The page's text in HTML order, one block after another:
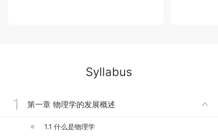
基于合肥工业大学物理学院物理系近年来不断引进新
方向、新人才的良好机遇，将合肥工业大学物理学院开
代物理专题》课程拓展学习（链接校课程平台）的高级
Syllabus
1 第一章 物理学的发展概述 
1.1 什么是物理学